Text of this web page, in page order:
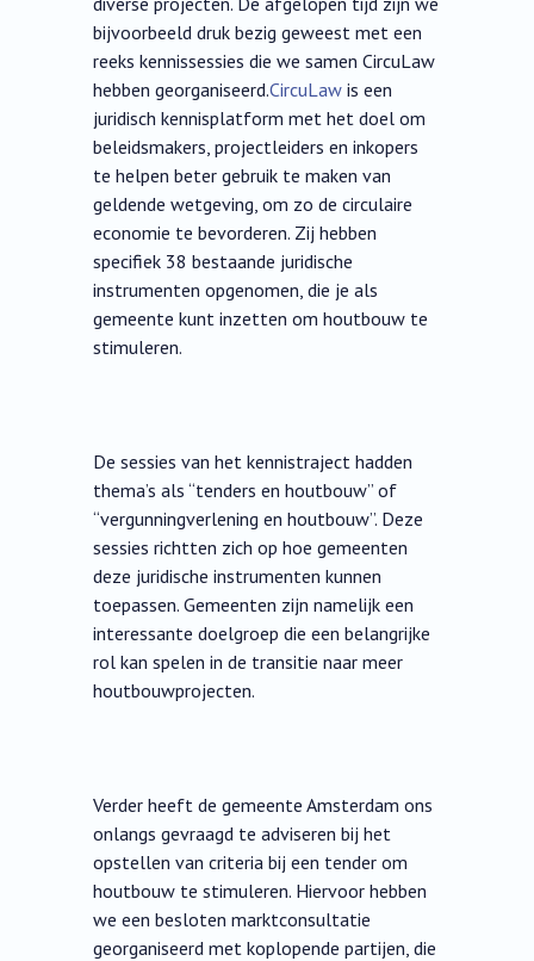
bijvoorbeeld druk bezig geweest met een
reeks kennissessies die we samen CircuLaw
hebben georganiseerd.CircuLaw is een
juridisch kennisplatform met het doel om
beleidsmakers, projectleiders en inkopers
te helpen beter gebruik te maken van
geldende wetgeving, om zo de circulaire
economie te bevorderen. Zij hebben
specifiek 38 bestaande juridische
instrumenten opgenomen, die je als
gemeente kunt inzetten om houtbouw te
stimuleren.
De sessies van het kennistraject hadden
thema’s als “tenders en houtbouw” of
“vergunningverlening en houtbouw”. Deze
sessies richtten zich op hoe gemeenten
deze juridische instrumenten kunnen
toepassen. Gemeenten zijn namelijk een
interessante doelgroep die een belangrijke
rol kan spelen in de transitie naar meer
houtbouwprojecten.
Verder heeft de gemeente Amsterdam ons
onlangs gevraagd te adviseren bij het
opstellen van criteria bij een tender om
houtbouw te stimuleren. Hiervoor hebben
we een besloten marktconsultatie
georganiseerd met koplopende partijen, die